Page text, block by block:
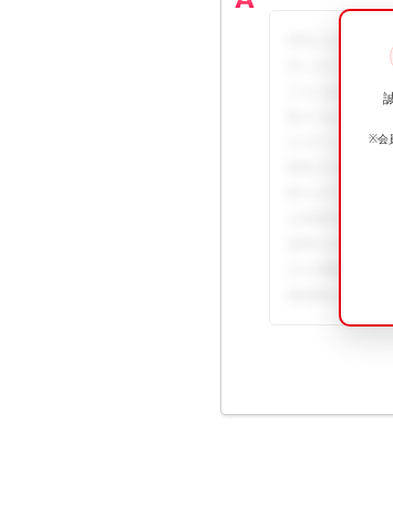
塗装入力画面
目に[2トーン]
クを入れると
覧するには、
のダウンロー
料のダウンロ
を閲覧するに
資料のダウン
きを閲覧する
※会